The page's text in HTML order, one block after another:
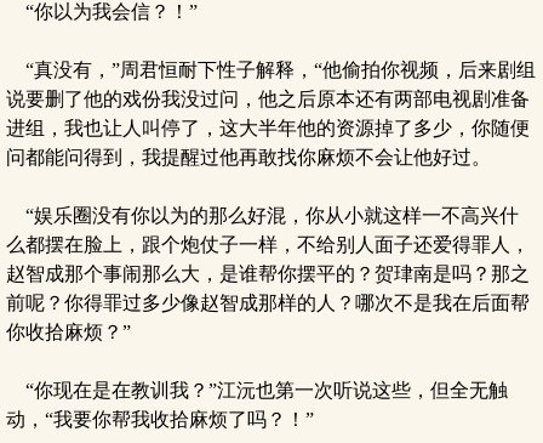
“你以为我会信？！”
“真没有，”周君恒耐下性子解释，“他偷拍你视频，后来剧组
说要删了他的戏份我没过问，他之后原本还有两部电视剧准备
进组，我也让人叫停了，这大半年他的资源掉了多少，你随便
问都能问得到，我提醒过他再敢找你麻烦不会让他好过。
“娱乐圈没有你以为的那么好混，你从小就这样一不高兴什
么都摆在脸上，跟个炮仗子一样，不给别人面子还爱得罪人，
赵智成那个事闹那么大，是谁帮你摆平的？贺珒南是吗？那之
前呢？你得罪过多少像赵智成那样的人？哪次不是我在后面帮
你收拾麻烦？”
“你现在是在教训我？”江沅也第一次听说这些，但全无触
动，“我要你帮我收拾麻烦了吗？！”